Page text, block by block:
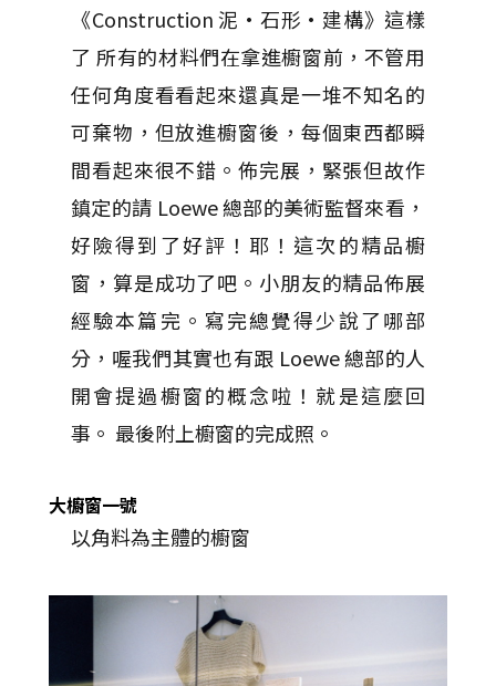
《Construction 泥·石形·建構》這樣
了 所有的材料們在拿進櫥窗前，不管用
任何角度看看起來還真是一堆不知名的
可棄物，但放進櫥窗後，每個東西都瞬
間看起來很不錯。佈完展，緊張但故作
鎮定的請 Loewe 總部的美術監督來看，
好險得到了好評！耶！這次的精品櫥
窗，算是成功了吧。小朋友的精品佈展
經驗本篇完。寫完總覺得少說了哪部
分，喔我們其實也有跟 Loewe 總部的人
開會提過櫥窗的概念啦！就是這麼回
事。 最後附上櫥窗的完成照。
大櫥窗一號
以角料為主體的櫥窗